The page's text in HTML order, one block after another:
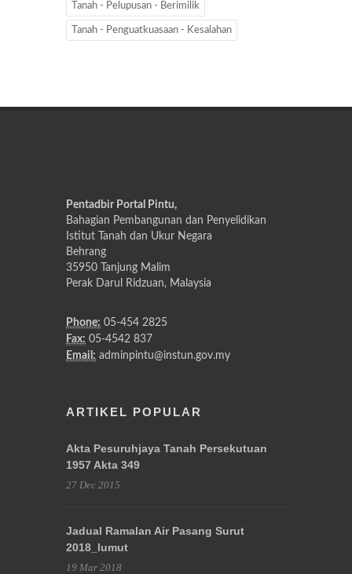
Tanah - Pelupusan - Berimilik
Tanah - Penguatkuasaan - Kesalahan
Pentadbir Portal Pintu,
Bahagian Pembangunan dan Penyelidikan
Istitut Tanah dan Ukur Negara
Behrang
35950 Tanjung Malim
Perak Darul Ridzuan, Malaysia
Phone: 05-454 2825
Fax: 05-4542 837
Email: adminpintu@instun.gov.my
ARTIKEL POPULAR
Akta Pesuruhjaya Tanah Persekutuan
1957 Akta 349
27 Dec 2015
Jadual Ramalan Air Pasang Surut
2018_lumut
19 Mar 2018